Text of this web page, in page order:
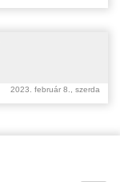
2023. február 8., szerda